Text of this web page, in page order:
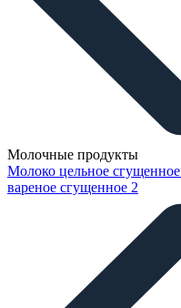
Молочные продукты
Молоко цельное сгущенное
вареное сгущенное 2